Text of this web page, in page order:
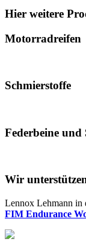
Hier weitere
Motorradreifen
Schmierstoffe
Federbeine
Wir
Lennox Lehmann in
FIM Endurance